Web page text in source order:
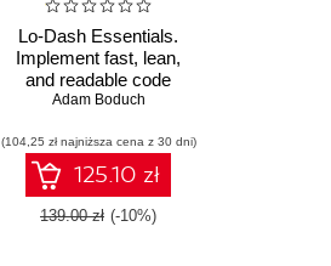
Lo-Dash Essentials.
Implement fast, lean,
and readable code
effectively with Lo-Dash
Adam Boduch
(104,25 zł najniższa cena z 30 dni)
125.10 zł
139.00 zł (-10%)